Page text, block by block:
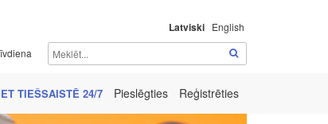
Latviski English
TIEŠSAISTĒ 24/7 Pieslēgties Reģistrēties